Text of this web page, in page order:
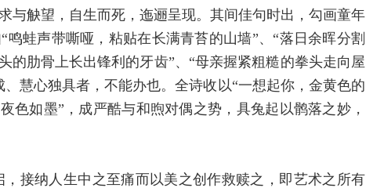
与觖望，自生而死，迤逦呈现。其间佳句时出，勾画童年
蛙声带嘶哑，粘贴在长满青苔的山墙”、“落日余晖分割
的肋骨上长出锋利的牙齿”、“母亲握紧粗糙的拳头走向屋
慧心独具者，不能办也。全诗收以“一想起你，金黄色的
色如墨”，成严酷与和煦对偶之势，具兔起以鹘落之妙，
，接纳人生中之至痛而以美之创作救赎之，即艺术之所有